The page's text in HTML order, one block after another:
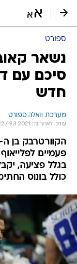
ספורט
נשאר
סיכם עם
חדש
מערכת וואלה ספורט
עודכן לאחרונה: 9.3.2021 / 8:12
פעמיים
כולל בונוס